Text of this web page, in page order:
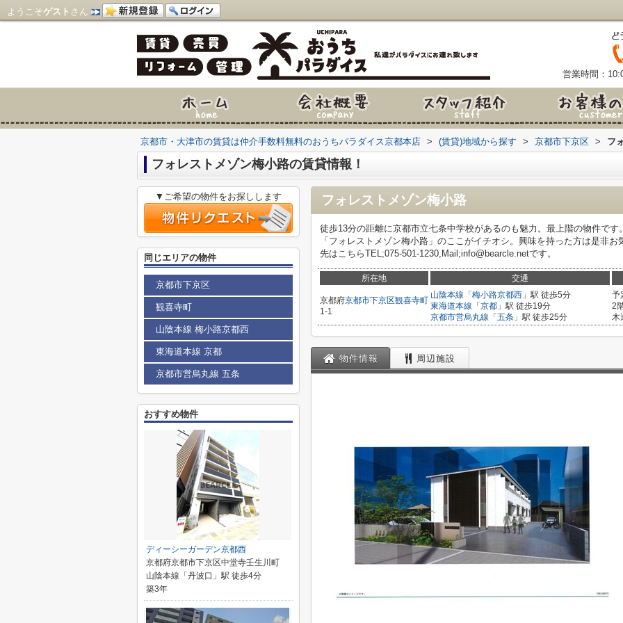
ようこそゲスト さん
営業時間：
京都市・大津市の賃貸は仲介手数料無料のおうちパラダイス京都本店 > (賃貸)地域から探す > 京都市下京区 > フ
フォレストメゾン梅小路の賃貸情報！
フォレストメゾン梅小路
徒歩13分の距離に京都市立七条中学校があるのも魅力。最上階の物件で
「フォレストメゾン梅小路」のここがイチオシ。興味を持った方は是非
先はこちらTEL;075-501-1230,Mail;info@bearcle.netです。
所在地 交通
京都府京都市下京区観喜寺町
1-1
山陰本線 「 梅小路京都西 」駅 徒歩5分
東海道本線 「 京都 」駅 徒歩19分
京都市営烏丸線 「 五条 」駅 徒歩25分
予
2
木
物件情報 周辺施設
▼ご希望の物件をお探しします
同じエリアの物件
京都市下京区
観喜寺町
山陰本線 梅小路京都西
東海道本線 京都
京都市営烏丸線 五条
おすすめ物件
ディーシーガーデン京都西
京都府京都市下京区中堂寺壬生川町
山陰本線「丹波口」駅 徒歩4分
築3年